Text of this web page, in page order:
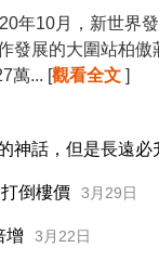
年10月，新世界
發展的大圍站柏傲
萬... [觀看全文 ]
神話，但是長遠必
倒樓價 3月29日
增 3月22日